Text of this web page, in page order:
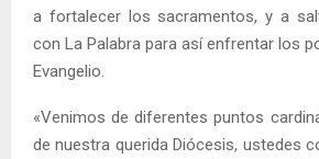
a fortalecer los sacramentos, y a
con La Palabra para así enfrentar los
Evangelio.
«Venimos de diferentes puntos
de nuestra querida Diócesis, ustedes